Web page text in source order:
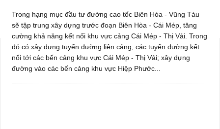
Trong hạng mục đầu tư đường cao tốc Biên Hòa - Vũng Tàu
sẽ tập trung xây dựng trước đoạn Biên Hòa - Cái Mép, tăng
cường khả năng kết nối khu vực cảng Cái Mép - Thị Vải. Trong
đó có xây dựng tuyến đường liên cảng, các tuyến đường kết
nối tới các bến cảng khu vực Cái Mép - Thị Vải; xây dựng
đường vào các bến cảng khu vực Hiệp Phước...